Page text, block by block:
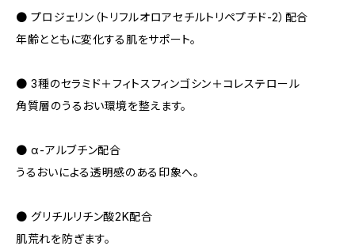
● プロジェリン（トリフルオロアセチルトリペプチド-2）配合
年齢とともに変化する肌をサポート。
● 3種のセラミド＋フィトスフィンゴシン＋コレステロール
角質層のうるおい環境を整えます。
● α-アルブチン配合
うるおいによる透明感のある印象へ。
● グリチルリチン酸2K配合
肌荒れを防ぎます。